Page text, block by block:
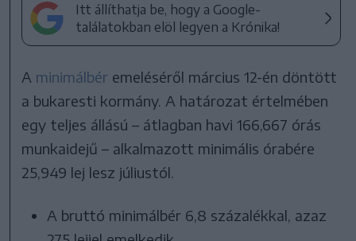
Itt állíthatja be, hogy a Google-
találatokban elöl legyen a Krónika!
A minimálbér emeléséről március 12-én döntött
a bukaresti kormány. A határozat értelmében
egy teljes állású – átlagban havi 166,667 órás
munkaidejű – alkalmazott minimális órabére
25,949 lej lesz júliustól.
A bruttó minimálbér 6,8 százalékkal, azaz